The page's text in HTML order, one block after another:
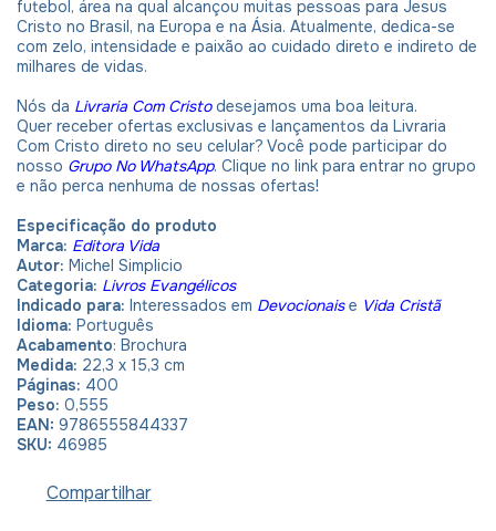
futebol, área na qual alcançou muitas pessoas para Jesus
Cristo no Brasil, na Europa e na Ásia. Atualmente, dedica-se
com zelo, intensidade e paixão ao cuidado direto e indireto de
milhares de vidas.
Nós da Livraria Com Cristodesejamos uma boa leitura.
Quer receber ofertas exclusivas e lançamentos da Livraria
Com Cristo direto no seu celular? Você pode participar do
nosso Grupo No WhatsApp. Clique no link para entrar no grupo
e não perca nenhuma de nossas ofertas!
Especificação do produto
Marca: Editora Vida
Autor: Michel Simplicio
Categoria: Livros Evangélicos
Indicado para: Interessados em Devocionaise Vida Cristã
Idioma: Português
Acabamento: Brochura
Medida: 22,3 x 15,3 cm
Páginas: 400
Peso: 0,555
EAN: 9786555844337
SKU: 46985
Compartilhar